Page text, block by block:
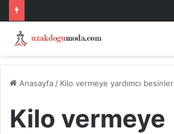
Anasayfa / Kilo vermeye yardımcı besinler
Kilo vermeye